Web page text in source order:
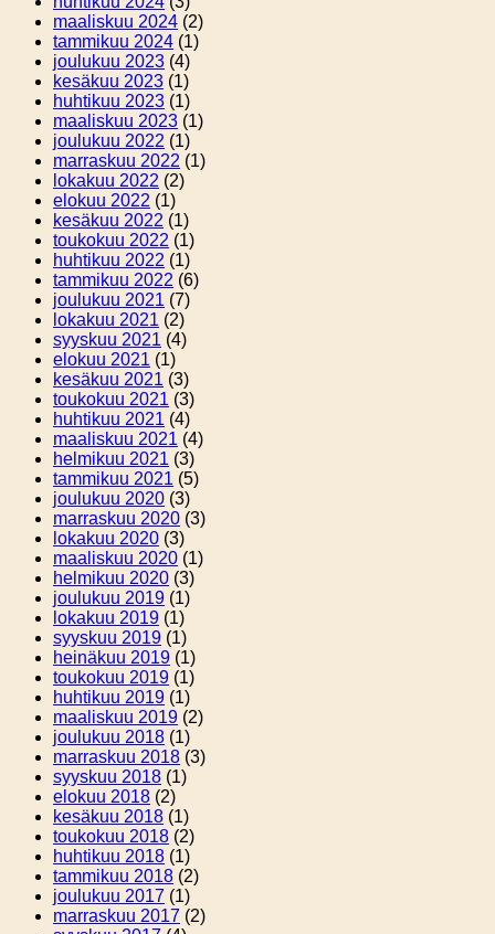
maaliskuu 2024 (2)
tammikuu 2024 (1)
joulukuu 2023 (4)
kesäkuu 2023 (1)
huhtikuu 2023 (1)
maaliskuu 2023 (1)
joulukuu 2022 (1)
marraskuu 2022 (1)
lokakuu 2022 (2)
elokuu 2022 (1)
kesäkuu 2022 (1)
toukokuu 2022 (1)
huhtikuu 2022 (1)
tammikuu 2022 (6)
joulukuu 2021 (7)
lokakuu 2021 (2)
syyskuu 2021 (4)
elokuu 2021 (1)
kesäkuu 2021 (3)
toukokuu 2021 (3)
huhtikuu 2021 (4)
maaliskuu 2021 (4)
helmikuu 2021 (3)
tammikuu 2021 (5)
joulukuu 2020 (3)
marraskuu 2020 (3)
lokakuu 2020 (3)
maaliskuu 2020 (1)
helmikuu 2020 (3)
joulukuu 2019 (1)
lokakuu 2019 (1)
syyskuu 2019 (1)
heinäkuu 2019 (1)
toukokuu 2019 (1)
huhtikuu 2019 (1)
maaliskuu 2019 (2)
joulukuu 2018 (1)
marraskuu 2018 (3)
syyskuu 2018 (1)
elokuu 2018 (2)
kesäkuu 2018 (1)
toukokuu 2018 (2)
huhtikuu 2018 (1)
tammikuu 2018 (2)
joulukuu 2017 (1)
marraskuu 2017 (2)